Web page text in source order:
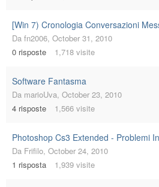
[Win 7) Cronologia Conversazioni
Da fn2006, October 31, 2010
0 risposte 1,718 visite
Software Fantasma
Da marioUva, October 23, 2010
4 risposte 1,566 visite
Photoshop Cs3 Extended - Problemi
Da Frifilo, October 24, 2010
1 risposta 1,939 visite